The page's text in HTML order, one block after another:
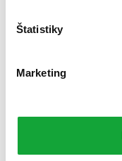
Štatistiky
Marketing